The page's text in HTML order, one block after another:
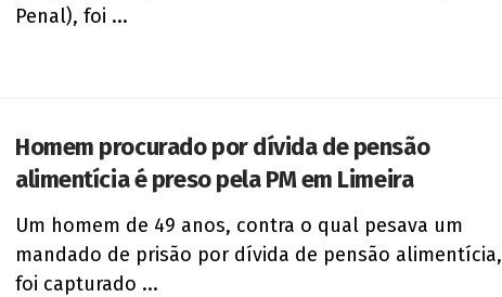
Penal), foi ...
Homem procurado por dívida de pensão
alimentícia é preso pela PM em Limeira
Um homem de 49 anos, contra o qual pesava um
mandado de prisão por dívida de pensão alimentícia,
foi capturado ...